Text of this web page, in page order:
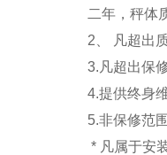
二年，秤体
2、 凡超出
3. 凡超出保
4.提供终身
5.非保修范
* 凡属于安